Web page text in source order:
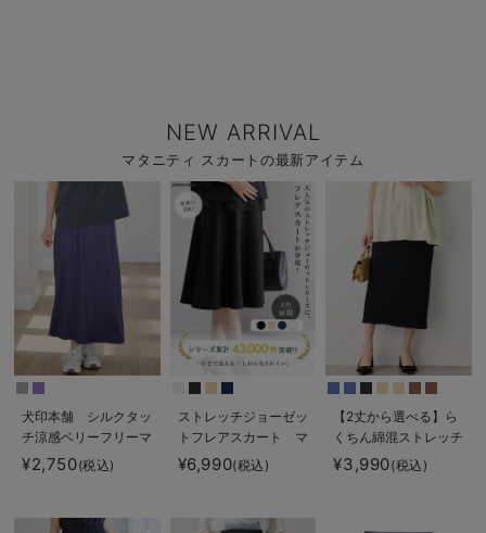
NEW ARRIVAL
マタニティ スカートの最新アイテム
犬印本舗 シルクタッ
チ涼感ベリーフリーマ
キシスカート マタニ
ティ・産後【出産後も
¥2,750(税込)
ストレッチジョーゼッ
トフレアスカート マ
タニティ・産後【出産
後も長く使える】
¥6,990(税込)
【2丈から選べる】ら
くちん綿混ストレッチ
リブナロースカート
マタニティ・産後【出
¥3,990(税込)